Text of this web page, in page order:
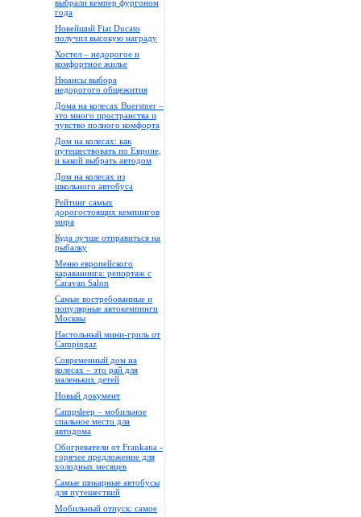
выбрали кемпер фургоном
года
Новейший Fiat Ducato
получил высокую награду
Хостел – недорогое и
комфортное жилье
Нюансы выбора
недорогого общежития
Дома на колесах Buerstner –
это много пространства и
чувство полного комфорта
Дом на колесах: как
путешествовать по Европе,
и какой выбрать автодом
Дом на колесах из
школьного автобуса
Рейтинг самых
дорогостоящих кемпингов
мира
Куда лучше отправиться на
рыбалку
Меню европейского
караванинга: репортаж с
Caravan Salon
Самые востребованные и
популярные автокемпинги
Москвы
Настольный мини-гриль от
Campingaz
Современный дом на
колесах – это рай для
маленьких детей
Новый документ
Campsleep – мобильное
спальное место для
автодома
Обогреватели от Frankana -
горячее предложение для
холодных месяцев
Самые шикарные автобусы
для путешествий
Мобильный отпуск: самое